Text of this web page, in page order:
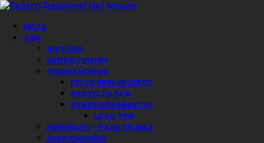
Saltar
contenido
Menú
principal
INICIO
TRM
HISTORIA
MISIÓN Y VISIÓN
TRANSPARENCIA
LEY DE PRESUPUESTO
PROYECTO OCM
OTROS DOCUMENTOS
LOGO TRM
ARRIENDOS – FICHA TÉCNICA
AUSPICIADORES